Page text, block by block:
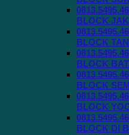
BLOCK
BLOCK
BLOCK
BLOCK
BLOCK
BLOCK DI